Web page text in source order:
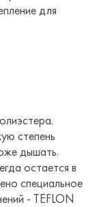
для
степень
дышать.
остается в
специальное
- TEFLON